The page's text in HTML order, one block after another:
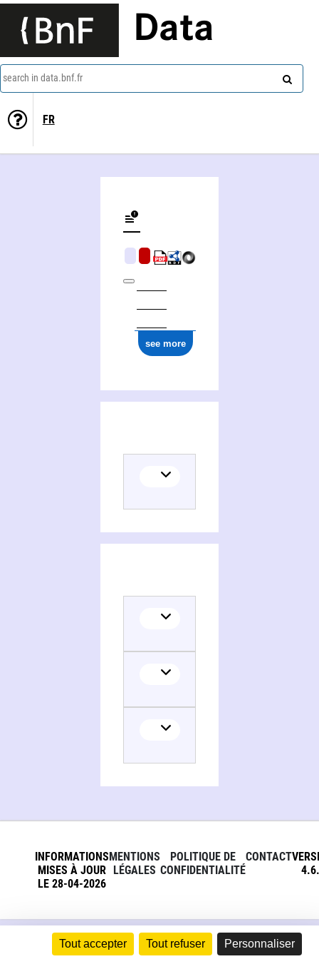
Tout accepter Tout refuser Personnaliser
Data
search in data.bnf.fr
FR
see more
INFORMATIONS
MISES À JOUR
LE 28-04-2026
MENTIONS
LÉGALES
POLITIQUE DE
CONFIDENTIALITÉ
CONTACT